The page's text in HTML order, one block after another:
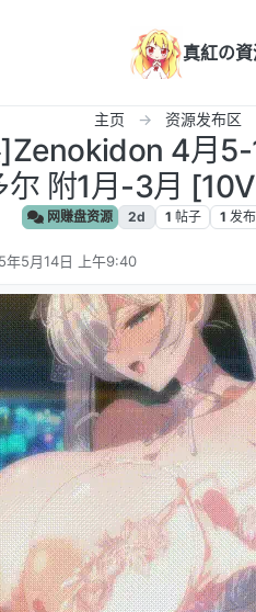
真紅の
主页 资源发布区
4月
尔 附1月-3月
网赚盘资源 2d 1 帖子 1 发
年5月14日 上午9:40
辑